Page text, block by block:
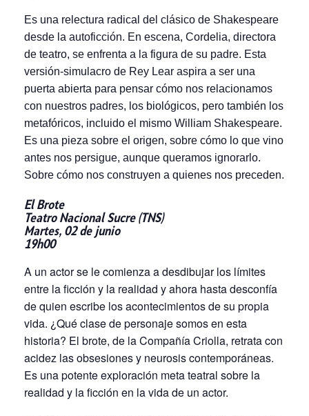
Es una relectura radical del clásico de Shakespeare
desde la autoficción. En escena, Cordelia, directora
de teatro, se enfrenta a la figura de su padre. Esta
versión-simulacro de Rey Lear aspira a ser una
puerta abierta para pensar cómo nos relacionamos
con nuestros padres, los biológicos, pero también los
metafóricos, incluido el mismo William Shakespeare.
Es una pieza sobre el origen, sobre cómo lo que vino
antes nos persigue, aunque queramos ignorarlo.
Sobre cómo nos construyen a quienes nos preceden.
El Brote
Teatro Nacional Sucre (TNS)
Martes, 02 de junio
19h00
A un actor se le comienza a desdibujar los límites
entre la ficción y la realidad y ahora hasta desconfía
de quien escribe los acontecimientos de su propia
vida. ¿Qué clase de personaje somos en esta
historia? El brote, de la Compañía Criolla, retrata con
acidez las obsesiones y neurosis contemporáneas.
Es una potente exploración meta teatral sobre la
realidad y la ficción en la vida de un actor.